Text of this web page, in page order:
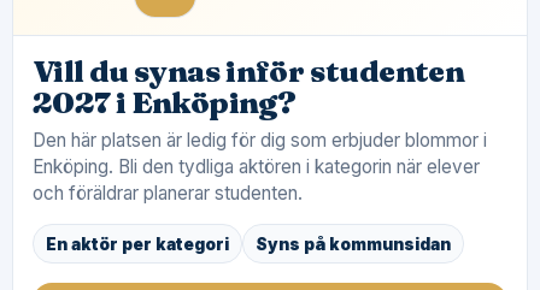
Vill du synas inför studenten
2027 i Enköping?
Den här platsen är ledig för dig som erbjuder blommor i
Enköping. Bli den tydliga aktören i kategorin när elever
och föräldrar planerar studenten.
En aktör per kategori Syns på kommunsidan